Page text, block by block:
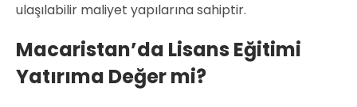
ulaşılabilir maliyet yapılarına sahiptir.
Macaristan’da Lisans Eğitimi
Yatırıma Değer mi?